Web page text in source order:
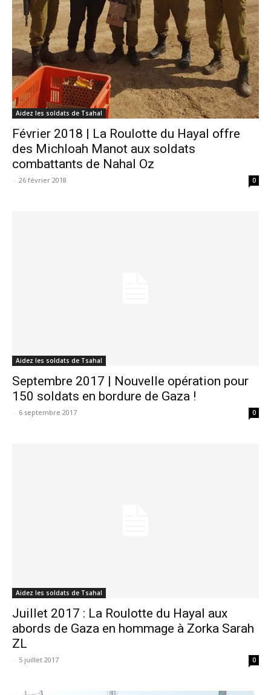
Aidez les soldats de Tsahal
Février 2018 | La Roulotte du Hayal offre
des Michloah Manot aux soldats
combattants de Nahal Oz
- 26 février 2018 0
Aidez les soldats de Tsahal
Septembre 2017 | Nouvelle opération pour
150 soldats en bordure de Gaza !
- 6 septembre 2017 0
Aidez les soldats de Tsahal
Juillet 2017 : La Roulotte du Hayal aux
abords de Gaza en hommage à Zorka Sarah
ZL
- 5 juillet 2017 0